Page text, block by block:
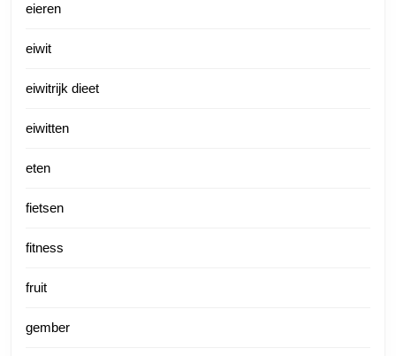
eieren
eiwit
eiwitrijk dieet
eiwitten
eten
fietsen
fitness
fruit
gember